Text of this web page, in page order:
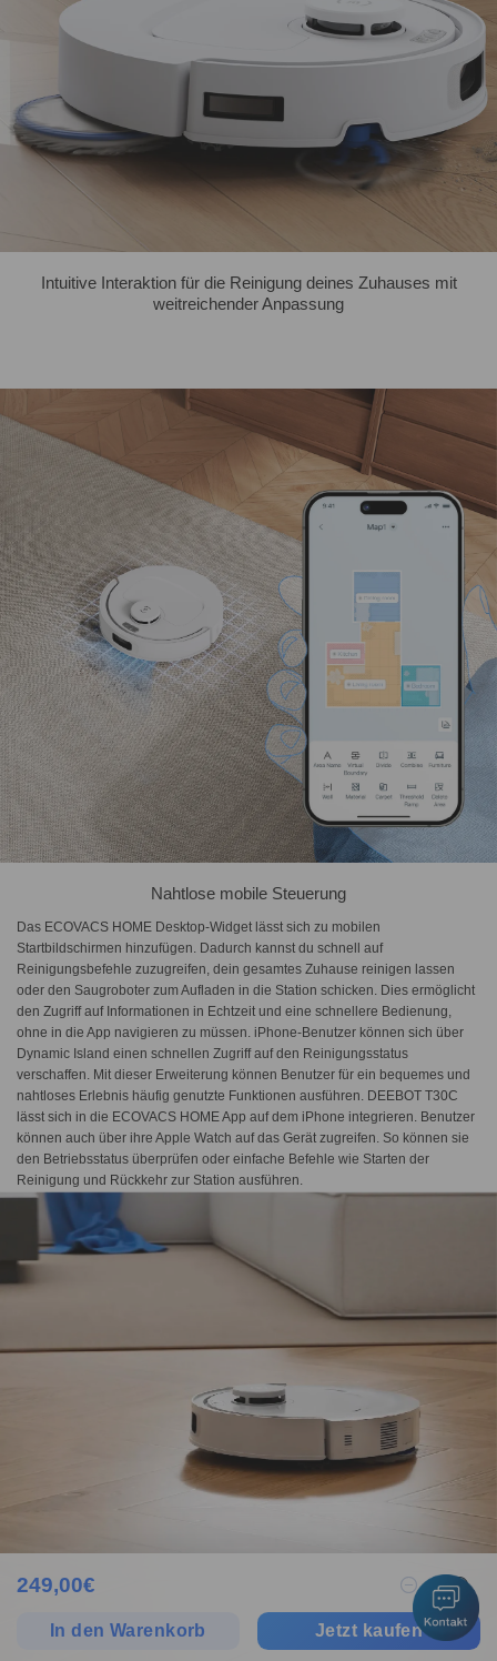
Intuitive Interaktion für die Reinigung deines Zuhauses mit
weitreichender Anpassung
Nahtlose mobile Steuerung
Das ECOVACS HOME Desktop-Widget lässt sich zu mobilen
Startbildschirmen hinzufügen. Dadurch kannst du schnell auf
Reinigungsbefehle zuzugreifen, dein gesamtes Zuhause reinigen lassen
oder den Saugroboter zum Aufladen in die Station schicken. Dies ermöglicht
den Zugriff auf Informationen in Echtzeit und eine schnellere Bedienung,
ohne in die App navigieren zu müssen. iPhone-Benutzer können sich über
Dynamic Island einen schnellen Zugriff auf den Reinigungsstatus
verschaffen. Mit dieser Erweiterung können Benutzer für ein bequemes und
nahtloses Erlebnis häufig genutzte Funktionen ausführen. DEEBOT T30C
lässt sich in die ECOVACS HOME App auf dem iPhone integrieren. Benutzer
können auch über ihre Apple Watch auf das Gerät zugreifen. So können sie
den Betriebsstatus überprüfen oder einfache Befehle wie Starten der
Reinigung und Rückkehr zur Station ausführen.
249,00€ 1
In den Warenkorb Jetzt kaufen